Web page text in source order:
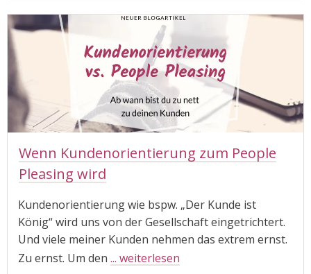
Wenn Kundenorientierung zum People
Pleasing wird
Kundenorientierung wie bspw. „Der Kunde ist
König“ wird uns von der Gesellschaft eingetrichtert.
Und viele meiner Kunden nehmen das extrem ernst.
Zu ernst. Um den ... weiterlesen